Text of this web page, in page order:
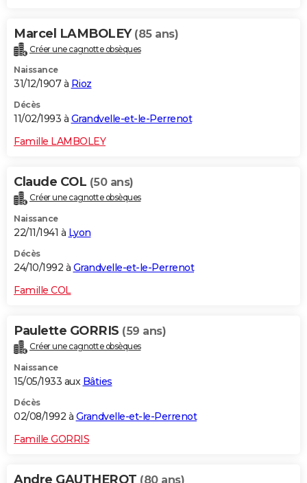
Marcel LAMBOLEY (85 ans)
Créer une cagnotte obsèques
Naissance
31/12/1907 à Rioz
Décès
11/02/1993 à Grandvelle-et-le-Perrenot
Famille LAMBOLEY
Claude COL (50 ans)
Créer une cagnotte obsèques
Naissance
22/11/1941 à Lyon
Décès
24/10/1992 à Grandvelle-et-le-Perrenot
Famille COL
Paulette GORRIS (59 ans)
Créer une cagnotte obsèques
Naissance
15/05/1933 aux Bâties
Décès
02/08/1992 à Grandvelle-et-le-Perrenot
Famille GORRIS
Andre GAUTHEROT (80 ans)